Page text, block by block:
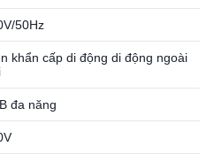
50Hz
khẩn cấp di động di động ngoài
đa năng